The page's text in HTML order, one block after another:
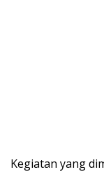
Kegiatan yang